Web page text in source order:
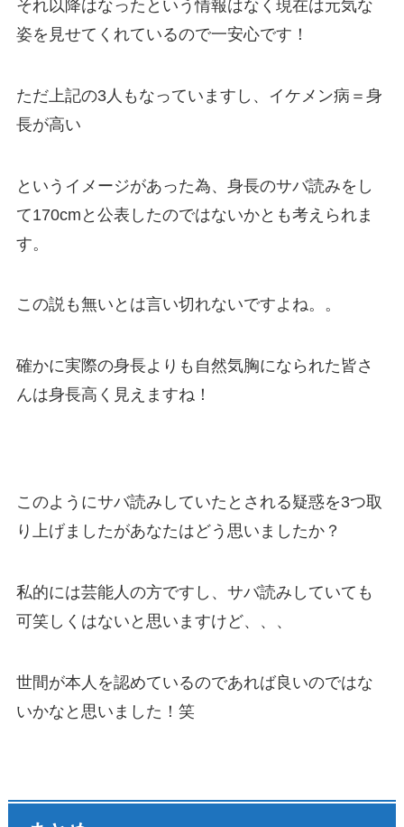
それ以降はなったという情報はなく現在は元気な
姿を見せてくれているので一安心です！
ただ上記の3人もなっていますし、イケメン病＝身
長が高い
というイメージがあった為、身長のサバ読みをし
て170cmと公表したのではないかとも考えられま
す。
この説も無いとは言い切れないですよね。。
確かに実際の身長よりも自然気胸になられた皆さ
んは身長高く見えますね！
このようにサバ読みしていたとされる疑惑を3つ取
り上げましたがあなたはどう思いましたか？
私的には芸能人の方ですし、サバ読みしていても
可笑しくはないと思いますけど、、、
世間が本人を認めているのであれば良いのではな
いかなと思いました！笑